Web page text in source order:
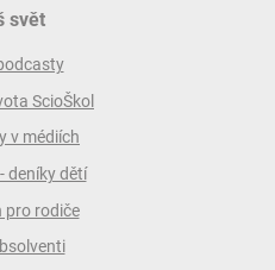
svět
ScioŠkol
v médiích
deníky dětí
pro rodiče